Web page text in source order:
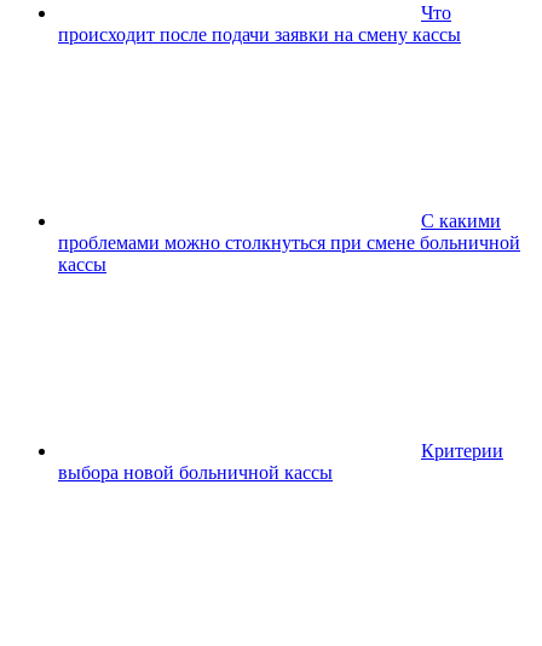
Что
происходит после подачи заявки на смену кассы
С какими
проблемами можно столкнуться при смене больничной
кассы
Критерии
выбора новой больничной кассы